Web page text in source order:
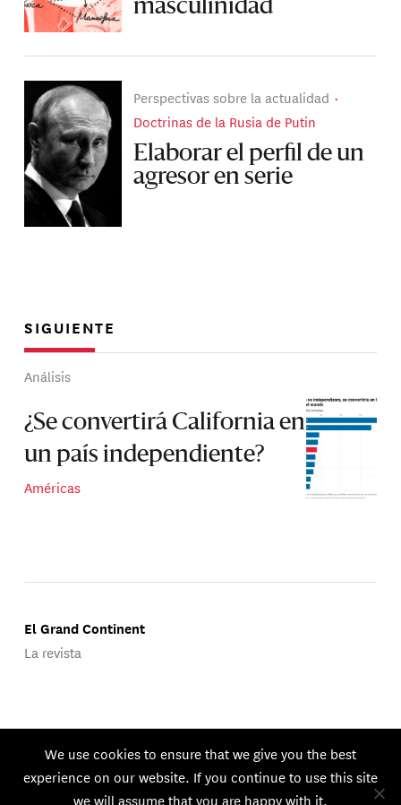
masculinidad
Perspectivas sobre la actualidad
Doctrinas de la Rusia de Putin
Elaborar el perfil de un
agresor en serie
SIGUIENTE
Análisis
¿Se convertirá California en
un país independiente?
Américas
El Grand Continent
La revista
© 2026 GEG. Todos los derechos reservados.
We use cookies to ensure that we give you the best
experience on our website. If you continue to use this site
we will assume that you are happy with it.